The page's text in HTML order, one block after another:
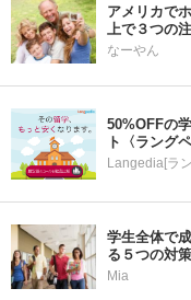
アメリカで
上で３つの
なーやん
50%OFFの
ト〈ラング
学生全体で
る５つの対策
Mia